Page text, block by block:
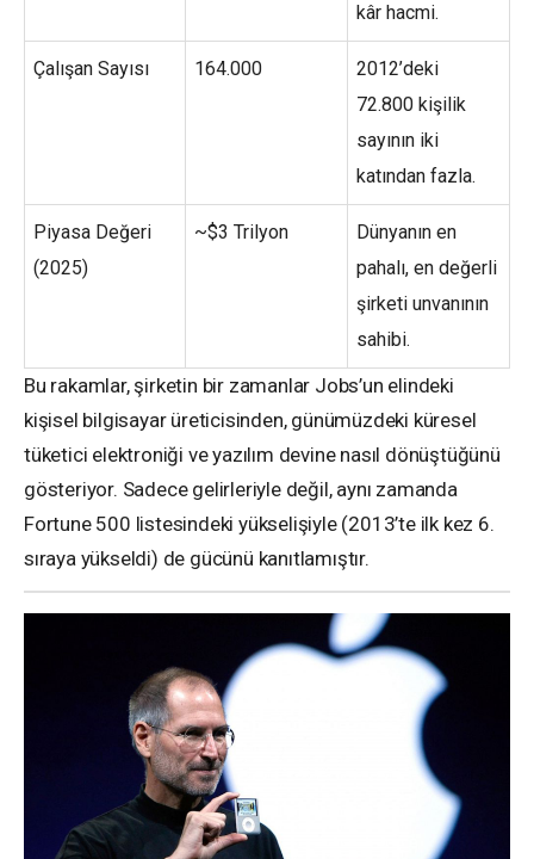
kâr hacmi.
Çalışan Sayısı 164.000
2012’deki
72.800 kişilik
sayının iki
katından fazla.
Piyasa Değeri
(2025)
~$3 Trilyon
Dünyanın en
pahalı, en değerli
şirketi unvanının
sahibi.
Bu rakamlar, şirketin bir zamanlar Jobs’un elindeki
kişisel bilgisayar üreticisinden, günümüzdeki küresel
tüketici elektroniği ve yazılım devine nasıl dönüştüğünü
gösteriyor. Sadece gelirleriyle değil, aynı zamanda
Fortune 500 listesindeki yükselişiyle (2013’te ilk kez 6.
sıraya yükseldi) de gücünü kanıtlamıştır.